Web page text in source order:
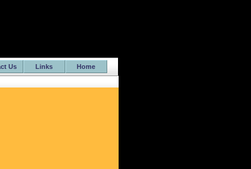
Us Links Home